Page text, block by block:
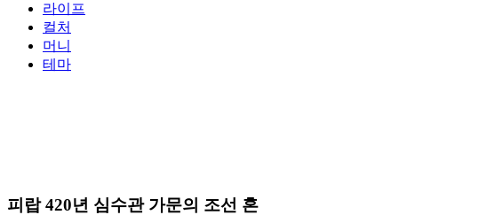
라이프
컬처
머니
테마
피랍 420년 심수관 가문의 조선 혼